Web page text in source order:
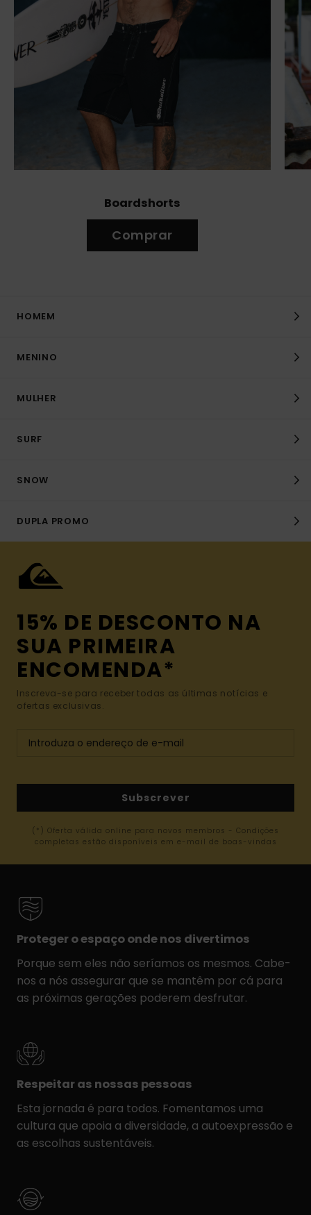
Boardshorts
Comprar
HOMEM
MENINO
MULHER
SURF
SNOW
DUPLA PROMO
15% DE DESCONTO NA
SUA PRIMEIRA
ENCOMENDA*
Inscreva-se para receber todas as últimas notícias e
ofertas exclusivas.
Subscrever
(*) Oferta válida online para novos membros - Condições
completas estão disponíveis em e-mail de boas-vindas
Proteger o espaço onde nos divertimos
Porque sem eles não seríamos os mesmos. Cabe-
nos a nós assegurar que se mantêm por cá para
as próximas gerações poderem desfrutar.
Respeitar as nossas pessoas
Esta jornada é para todos. Fomentamos uma
cultura que apoia a diversidade, a autoexpressão e
as escolhas sustentáveis.